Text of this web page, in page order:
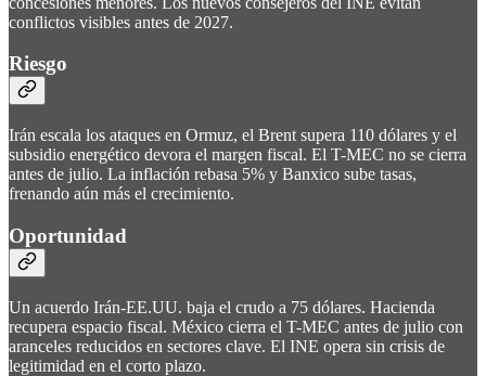
conflictos visibles antes de 2027.
Riesgo
Irán escala los ataques en Ormuz, el Brent supera 110 dólares y el
subsidio energético devora el margen fiscal. El T-MEC no se cierra
antes de julio. La inflación rebasa 5% y Banxico sube tasas,
frenando aún más el crecimiento.
Oportunidad
Un acuerdo Irán-EE.UU. baja el crudo a 75 dólares. Hacienda
recupera espacio fiscal. México cierra el T-MEC antes de julio con
aranceles reducidos en sectores clave. El INE opera sin crisis de
legitimidad en el corto plazo.